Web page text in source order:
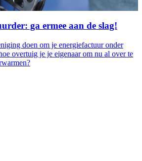
ga ermee aan de slag!
doen om je energiefactuur onder
overtuig je je eigenaar om nu al over te